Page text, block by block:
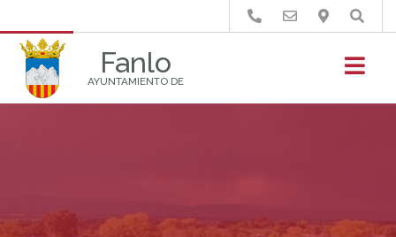
Fanlo
AYUNTAMIENTO DE
Buscar